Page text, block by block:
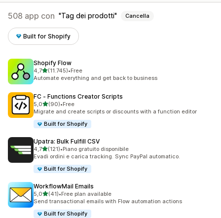
508 app con Tag dei prodotti Cancella
Built for Shopify
Shopify Flow
4,7stelle su 5
(11.745)
11745 recensioni totali
•Free
Automate everything and get back to business
FC ‑ Functions Creator Scripts
5,0stelle su 5
(90)
90 recensioni totali
•Free
Migrate and create scripts or discounts with a function editor
Built for Shopify
Upatra: Bulk Fulfill CSV
4,7stelle su 5
(121)
121 recensioni totali
•Piano gratuito disponibile
Evadi ordini e carica tracking. Sync PayPal automatico.
Built for Shopify
WorkflowMail Emails
5,0stelle su 5
(41)
41 recensioni totali
•Free plan available
Send transactional emails with Flow automation actions
Built for Shopify